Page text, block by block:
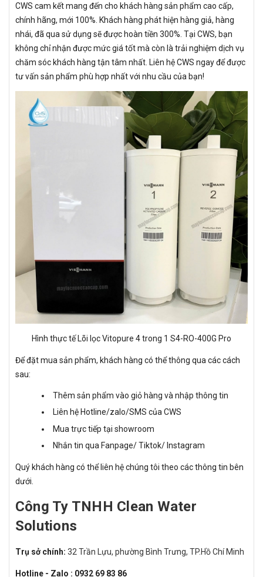
CWS cam kết mang đến cho khách hàng sản phẩm cao cấp,
chính hãng, mới 100%. Khách hàng phát hiện hàng giả, hàng
nhái, đã qua sử dụng sẽ được hoàn tiền 300%. Tại CWS, bạn
không chỉ nhận được mức giá tốt mà còn là trải nghiệm dịch vụ
chăm sóc khách hàng tận tâm nhất. Liên hệ CWS ngay để được
tư vấn sản phẩm phù hợp nhất với nhu cầu của bạn!
Hình thực tế Lõi lọc Vitopure 4 trong 1 S4-RO-400G Pro
Để đặt mua sản phẩm, khách hàng có thể thông qua các cách
sau:
Thêm sản phẩm vào giỏ hàng và nhập thông tin
Liên hệ Hotline/zalo/SMS của CWS
Mua trực tiếp tại showroom
Nhắn tin qua Fanpage/ Tiktok/ Instagram
Quý khách hàng có thể liên hệ chúng tôi theo các thông tin bên
dưới.
Công Ty TNHH Clean Water
Solutions
Trụ sở chính: 32 Trần Lựu, phường Bình Trưng, TP.Hồ Chí Minh
Hotline - Zalo : 0932 69 83 86